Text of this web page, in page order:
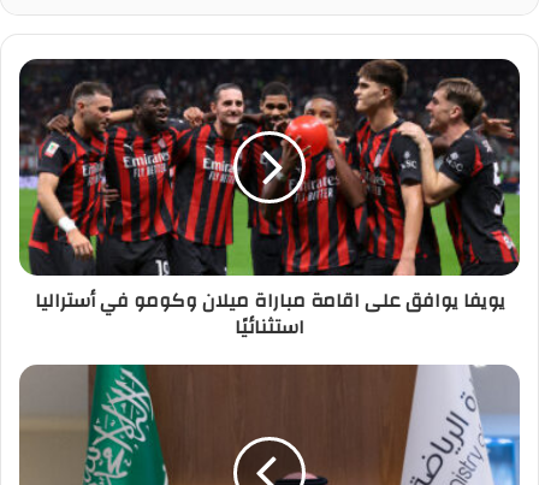
يويفا يوافق على اقامة مباراة ميلان وكومو في أستراليا
استثنائيًا